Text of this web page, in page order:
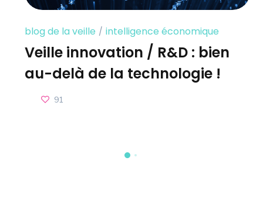
blog de la veille intelligence économique
Veille innovation / R&D : bien
au-delà de la technologie !
91